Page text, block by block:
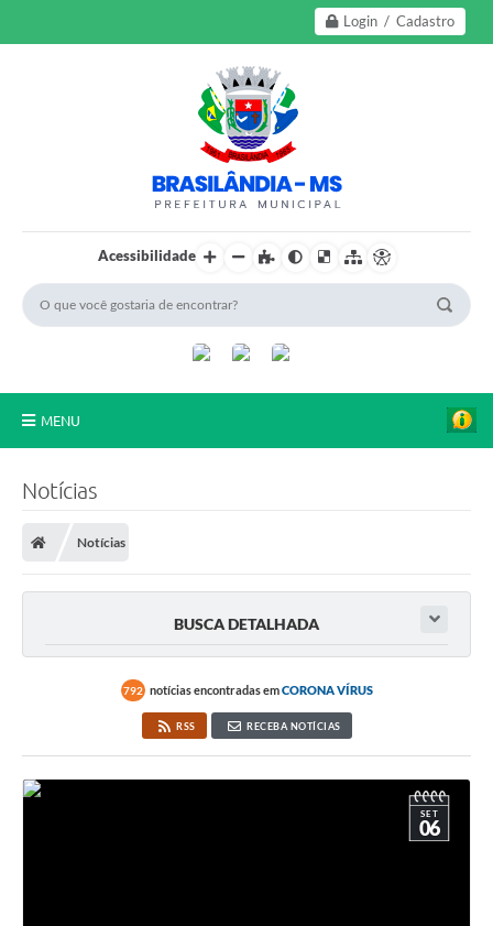
Login / Cadastro
Acessibilidade
MENU
Notícias
Notícias
BUSCA DETALHADA
792 notícias encontradas emCORONA VÍRUS
RSS RECEBA NOTÍCIAS
SET
06